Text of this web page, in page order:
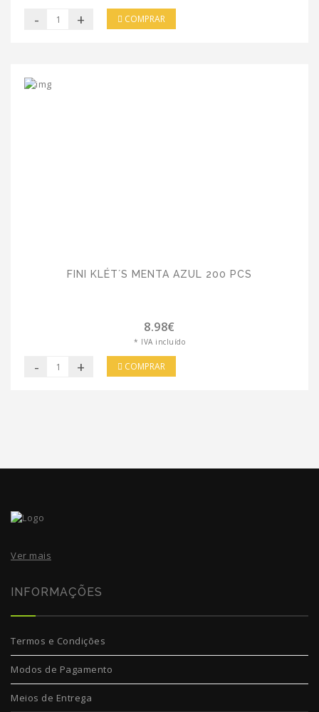
- + COMPRAR
FINI KLÉT´S MENTA AZUL 200 PCS
8.98€
* IVA incluído
- + COMPRAR
Ver mais
INFORMAÇÕES
Termos e Condições
Modos de Pagamento
Meios de Entrega